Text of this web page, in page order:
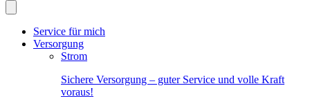
Service für mich
Versorgung
Strom
Sichere Versorgung – guter Service und volle Kraft
voraus!